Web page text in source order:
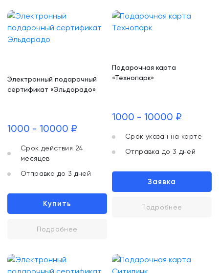
Электронный подарочный
сертификат «Эльдорадо»
1000 - 10000 ₽
Срок действия 24
месяцев
Отправка до 3 дней
Купить
Подробнее
Подарочная карта
«Технопарк»
1000 - 10000 ₽
Срок указан на карте
Отправка до 3 дней
Заявка
Подробнее